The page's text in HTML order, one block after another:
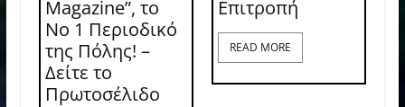
Magazine”, το
Νο 1 Περιοδικό
της Πόλης! –
Δείτε το
Πρωτοσέλιδο
Επιτροπή
READ MORE